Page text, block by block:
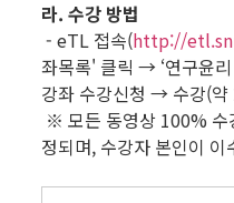
라. 수강 방법
- eTL 접속(http://
좌목록' 클릭 → ‘연구윤
강좌 수강신청 → 수강(약
※ 모든 동영상 100% 수
정되며, 수강자 본인이 이